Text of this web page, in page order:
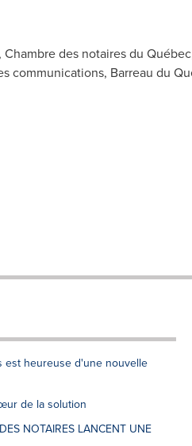
des notaires du
communications, Barreau du
est heureuse d'une nouvelle
de la solution
NOTAIRES LANCENT UNE